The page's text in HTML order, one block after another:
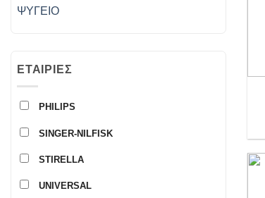
ΨΥΓΕΙΟ
ΕΤΑΙΡΊΕΣ
PHILIPS
SINGER-NILFISK
STIRELLA
UNIVERSAL